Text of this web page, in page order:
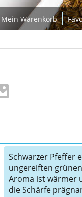
Mein Warenkorb
Schwarzer Pfeffer
ungereiften
Aroma ist wärmer
die Schärfe